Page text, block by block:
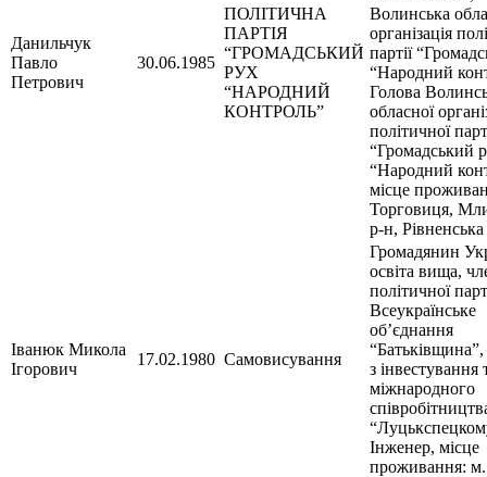
Данильчук
Павло
Петрович
30.06.1985
ПОЛІТИЧНА
ПАРТІЯ
“ГРОМАДСЬКИЙ
РУХ
“НАРОДНИЙ
КОНТРОЛЬ”
Волинська
організація
партії
“Народний
Голова
обласної
політичної
“Громадський
“Народний
місце
Торговиця,
р-н,
Іванюк Микола
Ігорович
17.02.1980 Самовисування
Громадянин
освіта вища,
політичної
Всеукраїнське
об’єднання
з інвестування
міжнародного
Інженер, місце
проживання: